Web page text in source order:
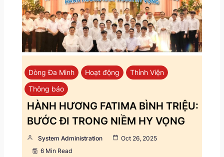
Dòng Đa Minh Hoạt động
Thỉnh Viện
Thông báo
HÀNH HƯƠNG FATIMA BÌNH TRIỆU:
BƯỚC ĐI TRONG NIỀM HY VỌNG
System Administration
Oct 26, 2025
6 Min Read